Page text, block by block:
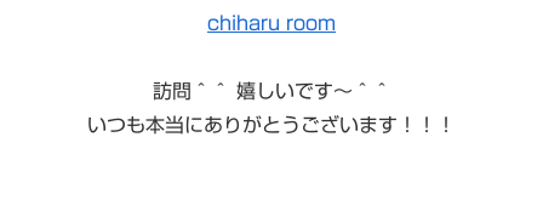
chiharu room
訪問＾＾ 嬉しいです〜＾＾
いつも本当にありがとうございます！！！